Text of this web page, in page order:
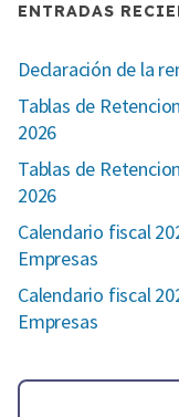
ENTRADAS
Declaración de la
Tablas de
2026
Tablas de
2026
Calendario fiscal
Empresas
Calendario fiscal
Empresas